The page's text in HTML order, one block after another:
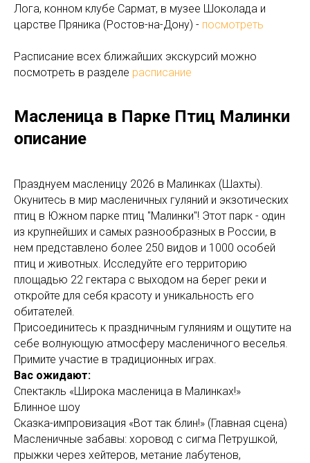
Лога, конном клубе Сармат, в музее Шоколада и
царстве Пряника (Ростов-на-Дону) - посмотреть
Расписание всех ближайших экскурсий можно
посмотреть в разделе расписание
Масленица в Парке Птиц Малинки
описание
Празднуем масленицу 2026 в Малинках (Шахты).
Окунитесь в мир масленичных гуляний и экзотических
птиц в Южном парке птиц "Малинки"! Этот парк - один
из крупнейших и самых разнообразных в России, в
нем представлено более 250 видов и 1000 особей
птиц и животных. Исследуйте его территорию
площадью 22 гектара с выходом на берег реки и
откройте для себя красоту и уникальность его
обитателей.
Присоединитесь к праздничным гуляниям и ощутите на
себе волнующую атмосферу масленичного веселья.
Примите участие в традиционных играх.
Вас ожидают:
Спектакль «Широка масленица в Малинках!»
Блинное шоу
Сказка-импровизация «Вот так блин!» (Главная сцена)
Масленичные забавы: хоровод с сигма Петрушкой,
прыжки через хейтеров, метание лабутенов,